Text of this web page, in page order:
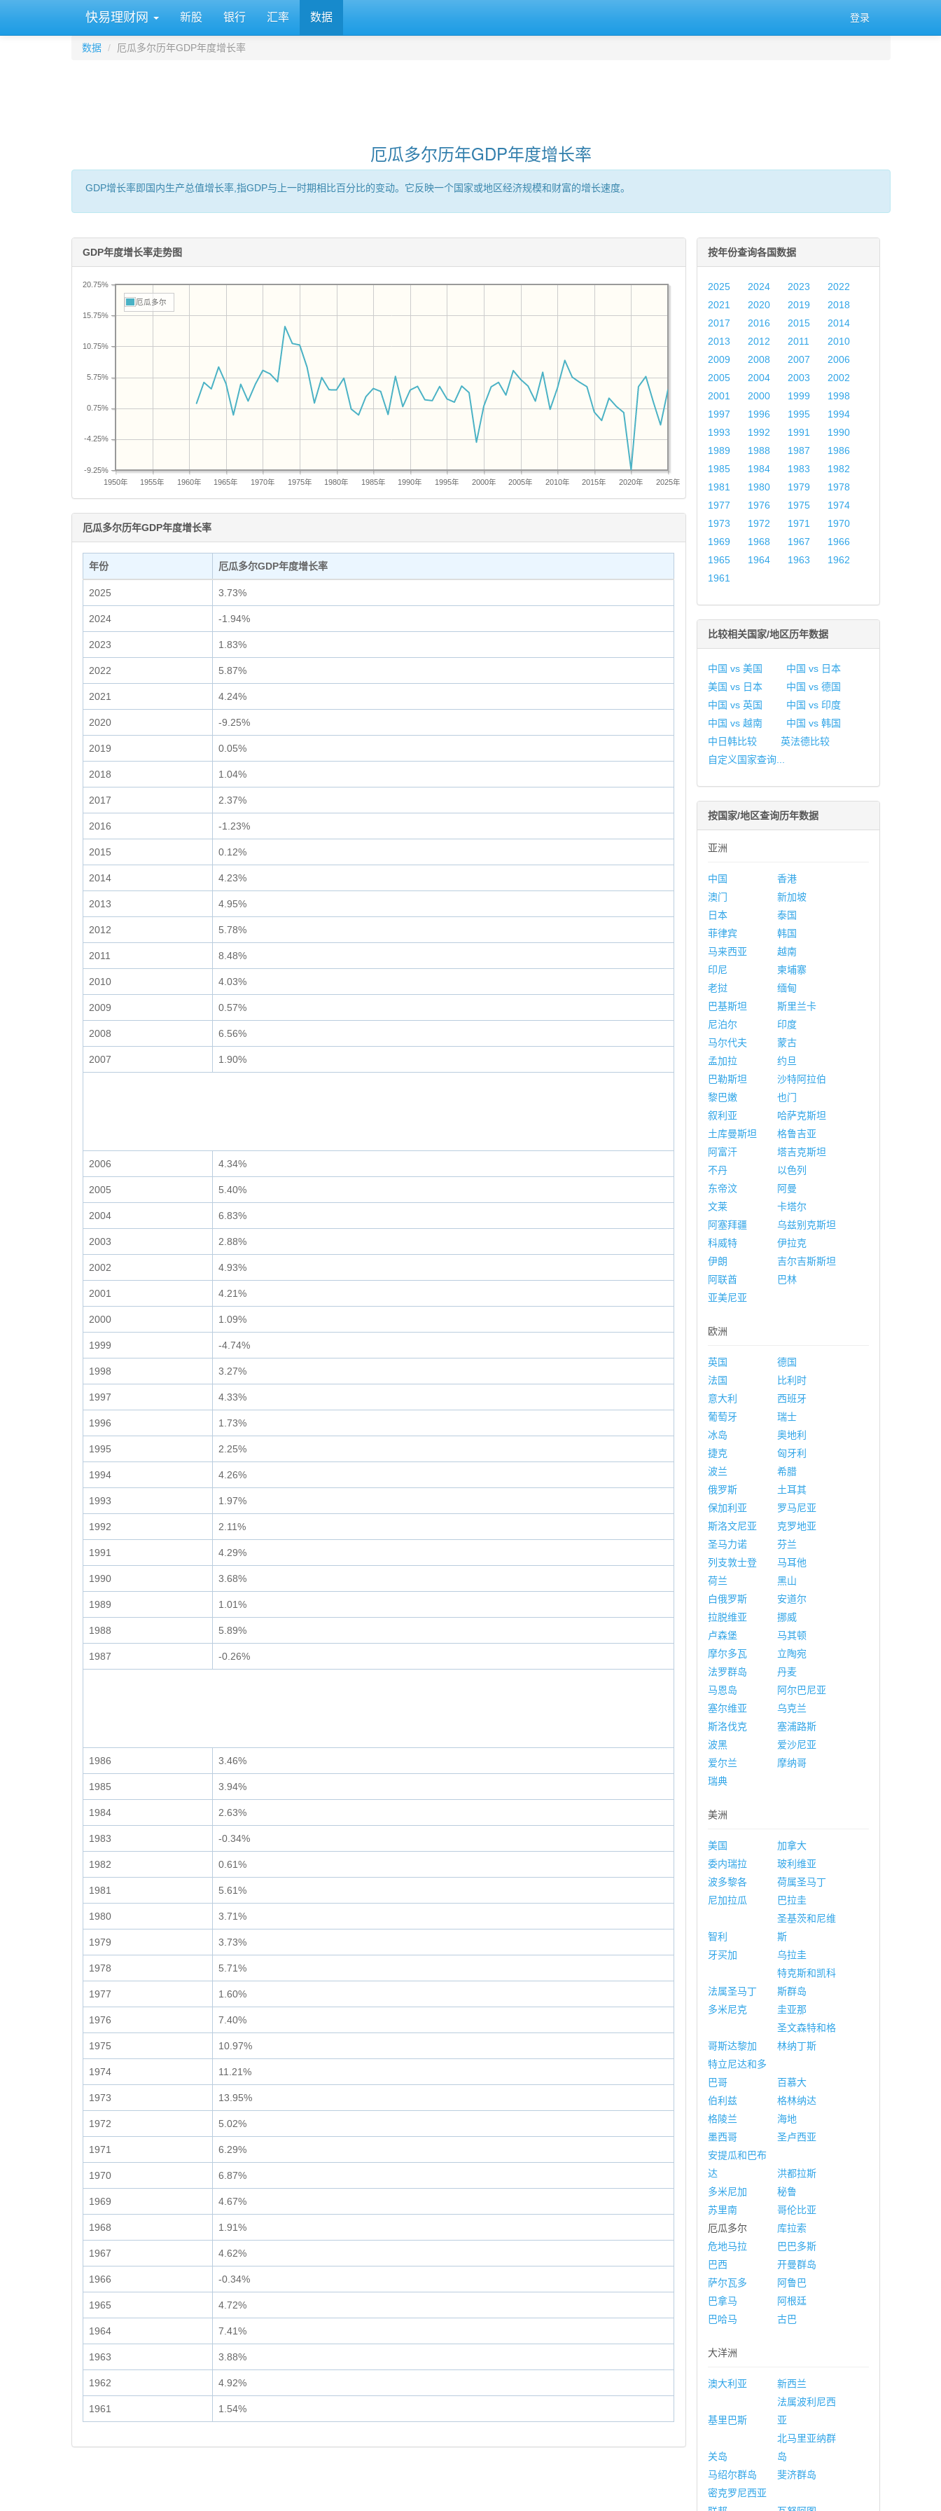
快易理财网 新股 银行 汇率 数据 登录
数据 厄瓜多尔历年GDP年度增长率
厄瓜多尔历年GDP年度增长率
GDP增长率即国内生产总值增长率,指GDP与上一时期相比百分比的变动。它反映一个国家或地区经济规模和财富的增长速度。
GDP年度增长率走势图
1950年 1955年 1960年 1965年 1970年 1975年 1980年 1985年 1990年 1995年 2000年 2005年 2010年 2015年 2020年 2025年
-9.25%
-4.25%
0.75%
5.75%
10.75%
15.75%
20.75%
厄瓜多尔
厄瓜多尔历年GDP年度增长率
年份 厄瓜多尔GDP年度增长率
2025 3.73%
2024 -1.94%
2023 1.83%
2022 5.87%
2021 4.24%
2020 -9.25%
2019 0.05%
2018 1.04%
2017 2.37%
2016 -1.23%
2015 0.12%
2014 4.23%
2013 4.95%
2012 5.78%
2011 8.48%
2010 4.03%
2009 0.57%
2008 6.56%
2007 1.90%
2006 4.34%
2005 5.40%
2004 6.83%
2003 2.88%
2002 4.93%
2001 4.21%
2000 1.09%
1999 -4.74%
1998 3.27%
1997 4.33%
1996 1.73%
1995 2.25%
1994 4.26%
1993 1.97%
1992 2.11%
1991 4.29%
1990 3.68%
1989 1.01%
1988 5.89%
1987 -0.26%
1986 3.46%
1985 3.94%
1984 2.63%
1983 -0.34%
1982 0.61%
1981 5.61%
1980 3.71%
1979 3.73%
1978 5.71%
1977 1.60%
1976 7.40%
1975 10.97%
1974 11.21%
1973 13.95%
1972 5.02%
1971 6.29%
1970 6.87%
1969 4.67%
1968 1.91%
1967 4.62%
1966 -0.34%
1965 4.72%
1964 7.41%
1963 3.88%
1962 4.92%
1961 1.54%
按年份查询各国数据
2025 2024 2023
2022
2021
2020 2019
2018
2017
2016 2015
2014
2013
2012 2011
2010
2009
2008 2007
2006
2005
2004 2003
2002
2001
2000 1999
1998
1997
1996 1995
1994
1993
1992 1991
1990
1989
1988 1987
1986
1985
1984 1983
1982
1981
1980 1979
1978
1977
1976 1975
1974
1973
1972 1971
1970
1969
1968 1967
1966
1965
1964 1963
1962
1961
比较相关国家/地区历年数据
中国 vs 美国
中国 vs 日本
美国 vs 日本
中国 vs 德国
中国 vs 英国
中国 vs 印度
中国 vs 越南
中国 vs 韩国
中日韩比较
英法德比较
自定义国家查询...
按国家/地区查询历年数据
亚洲
中国
香港
澳门
新加坡
日本
泰国
菲律宾
韩国
马来西亚
越南
印尼
柬埔寨
老挝
缅甸
巴基斯坦
斯里兰卡
尼泊尔
印度
马尔代夫
蒙古
孟加拉
约旦
巴勒斯坦
沙特阿拉伯
黎巴嫩
也门
叙利亚
哈萨克斯坦
土库曼斯坦
格鲁吉亚
阿富汗
塔吉克斯坦
不丹
以色列
东帝汶
阿曼
文莱
卡塔尔
阿塞拜疆
乌兹别克斯坦
科威特
伊拉克
伊朗
吉尔吉斯斯坦
阿联酋
巴林
亚美尼亚
欧洲
英国
德国
法国
比利时
意大利
西班牙
葡萄牙
瑞士
冰岛
奥地利
捷克
匈牙利
波兰
希腊
俄罗斯
土耳其
保加利亚
罗马尼亚
斯洛文尼亚
克罗地亚
圣马力诺
芬兰
列支敦士登
马耳他
荷兰
黑山
白俄罗斯
安道尔
拉脱维亚
挪威
卢森堡
马其顿
摩尔多瓦
立陶宛
法罗群岛
丹麦
马恩岛
阿尔巴尼亚
塞尔维亚
乌克兰
斯洛伐克
塞浦路斯
波黑
爱沙尼亚
爱尔兰
摩纳哥
瑞典
美洲
美国
加拿大
委内瑞拉
玻利维亚
波多黎各
荷属圣马丁
尼加拉瓜
巴拉圭
智利
圣基茨和尼维
斯
牙买加
乌拉圭
法属圣马丁
特克斯和凯科
斯群岛
多米尼克
圭亚那
哥斯达黎加
圣文森特和格
林纳丁斯
特立尼达和多
巴哥
百慕大
伯利兹
格林纳达
格陵兰
海地
墨西哥
圣卢西亚
安提瓜和巴布
达
洪都拉斯
多米尼加
秘鲁
苏里南
哥伦比亚
厄瓜多尔
库拉索
危地马拉
巴巴多斯
巴西
开曼群岛
萨尔瓦多
阿鲁巴
巴拿马
阿根廷
巴哈马
古巴
大洋洲
澳大利亚 新西兰
基里巴斯
法属波利尼西
亚
关岛
北马里亚纳群
岛
马绍尔群岛
斐济群岛
密克罗尼西亚